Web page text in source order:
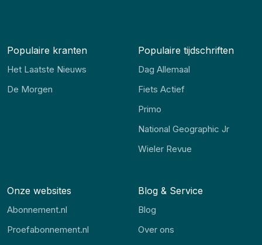
Populaire kranten
Het Laatste Nieuws
De Morgen
Populaire tijdschriften
Dag Allemaal
Fiets Actief
Primo
National Geographic Jr
Wieler Revue
Onze websites
Abonnement.nl
Proefabonnement.nl
Blog & Service
Blog
Over ons